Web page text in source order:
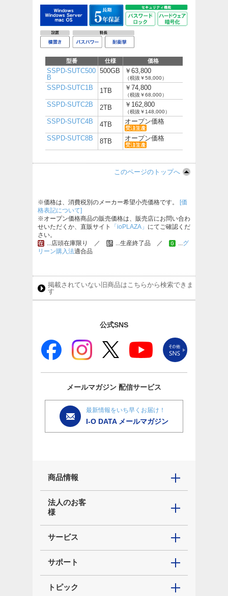
型番 仕様 価格
SSPD-SUTC500
B
500GB ￥63,800
（税抜￥58,000）
SSPD-SUTC1B 1TB ￥74,800
（税抜￥68,000）
SSPD-SUTC2B 2TB ￥162,800
（税抜￥148,000）
SSPD-SUTC4B 4TB オープン価格
SSPD-SUTC8B 8TB オープン価格
このページのトップへ
※価格は、消費税別のメーカー希望小売価格です。
[価
格表記について]
※オープン価格商品の販売価格は、販売店にお問い合わ
せいただくか、直販サイト
「ioPLAZA」 にてご確認くだ
さい。
...店頭在庫限り ／
...生産終了品 ／ ...グ
リーン購入法適合品
掲載されていない旧商品はこちらから検索できま
す
公式SNS
メールマガジン 配信サービス
最新情報をいち早くお届け！
I-O DATA メールマガジン
商品情報
法人のお客
様
サービス
サポート
トピック